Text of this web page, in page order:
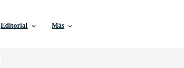
Editorial Más